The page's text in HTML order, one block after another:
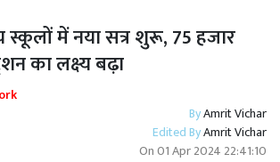
स्कूलों में नया सत्र शुरू, 75 हजार
का लक्ष्य बढ़ा
ByAmrit Vichar
Edited ByAmrit Vichar
On01 Apr 2024 22:41:10